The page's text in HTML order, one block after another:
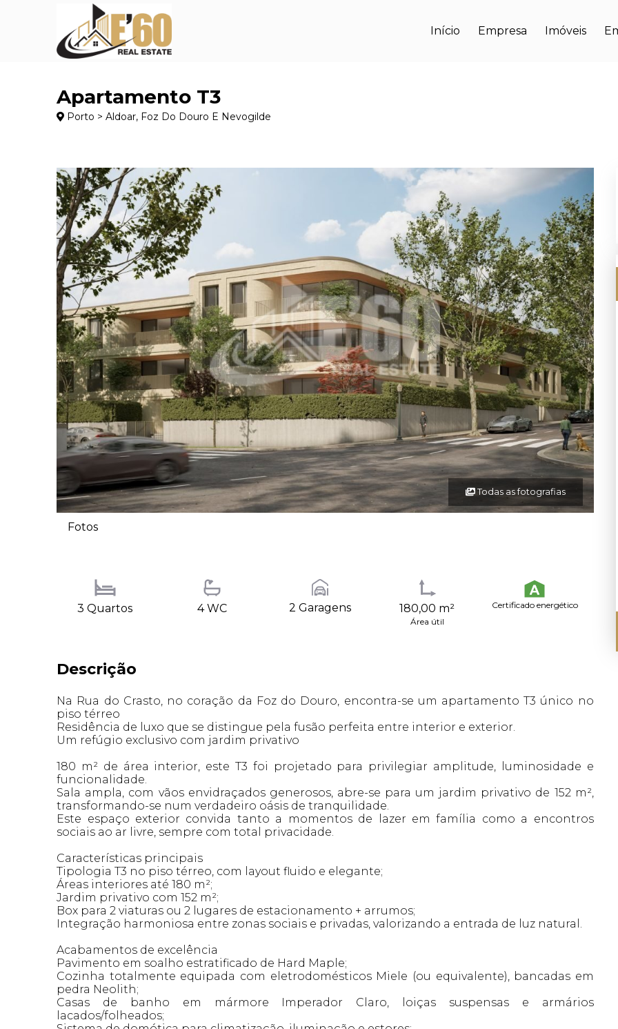
Início Empresa Imóveis
Apartamento T3
Porto > Aldoar, Foz Do Douro E Nevogilde
Todas as fotografias
Fotos
3 Quartos 4 WC 2 Garagens 180,00 m²
Área útil
Certificado energético
Descrição
Na Rua do Crasto, no coração da Foz do Douro, encontra-se um apartamento T3 único no
piso térreo
Residência de luxo que se distingue pela fusão perfeita entre interior e exterior.
Um refúgio exclusivo com jardim privativo
180 m² de área interior, este T3 foi projetado para privilegiar amplitude, luminosidade e
funcionalidade.
Sala ampla, com vãos envidraçados generosos, abre-se para um jardim privativo de 152 m²,
transformando-se num verdadeiro oásis de tranquilidade.
Este espaço exterior convida tanto a momentos de lazer em família como a encontros
sociais ao ar livre, sempre com total privacidade.
Características principais
Tipologia T3 no piso térreo, com layout fluido e elegante;
Áreas interiores até 180 m²;
Jardim privativo com 152 m²;
Box para 2 viaturas ou 2 lugares de estacionamento + arrumos;
Integração harmoniosa entre zonas sociais e privadas, valorizando a entrada de luz natural.
Acabamentos de excelência
Pavimento em soalho estratificado de Hard Maple;
Cozinha totalmente equipada com eletrodomésticos Miele (ou equivalente), bancadas em
pedra Neolith;
Casas de banho em mármore Imperador Claro, loiças suspensas e armários
lacados/folheados;